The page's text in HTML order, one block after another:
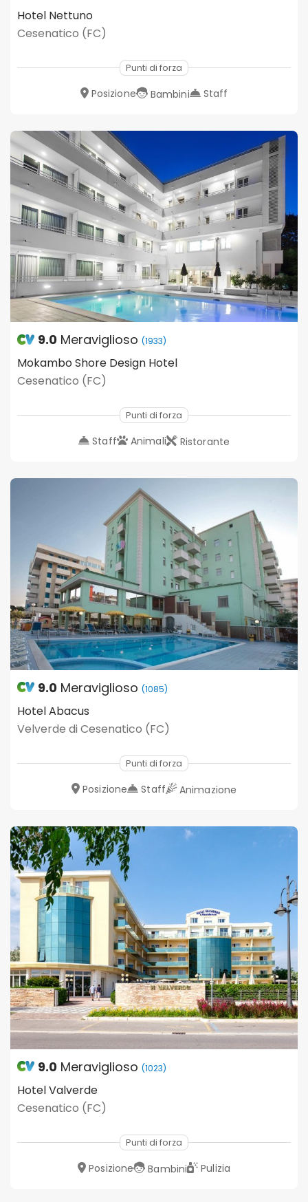
Hotel Nettuno
Cesenatico (FC)
Punti di forza
Posizione Bambini Staff
9.0 Meraviglioso (1933)
Mokambo Shore Design Hotel
Cesenatico (FC)
Punti di forza
Staff Animali Ristorante
9.0 Meraviglioso (1085)
Hotel Abacus
Velverde di Cesenatico (FC)
Punti di forza
Posizione Staff Animazione
9.0 Meraviglioso (1023)
Hotel Valverde
Cesenatico (FC)
Punti di forza
Posizione Bambini Pulizia